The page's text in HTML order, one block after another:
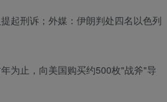
起刑诉；外媒：伊朗判处四名以色列
为止，向美国购买约500枚"战斧"导